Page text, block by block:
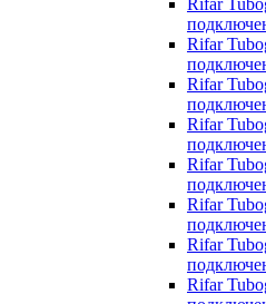
Rifar
Rifar
Rifar
Rifar
Rifar
Rifar
Rifar
Rifar